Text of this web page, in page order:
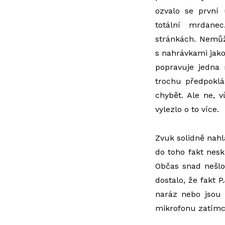
ozvalo se první
totální
stránkách.
s nahrávkami
popravuje
trochu
chybět. Ale ne,
vylezlo o to více.
Zvuk solidně
do toho fakt
Občas snad
dostalo, že fakt
naráz nebo
mikrofonu